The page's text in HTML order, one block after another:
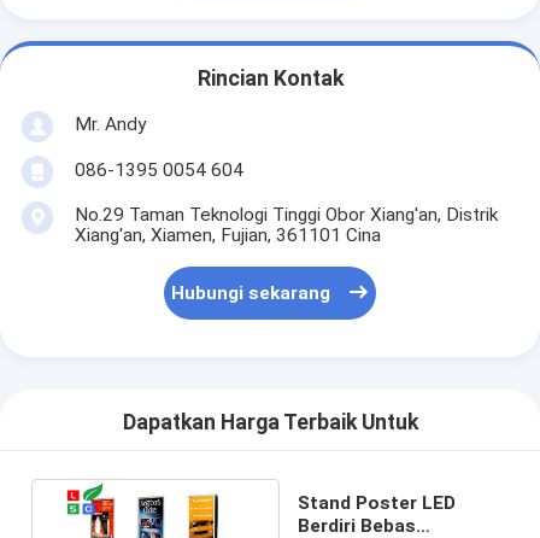
Rincian Kontak
Mr. Andy
086-1395 0054 604
No.29 Taman Teknologi Tinggi Obor Xiang'an, Distrik
Xiang'an, Xiamen, Fujian, 361101 Cina
Hubungi sekarang
Dapatkan Harga Terbaik Untuk
Stand Poster LED
Berdiri Bebas